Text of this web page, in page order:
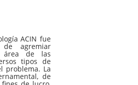
ACIN fue
agremiar
área de las
tipos de
problema. La
de